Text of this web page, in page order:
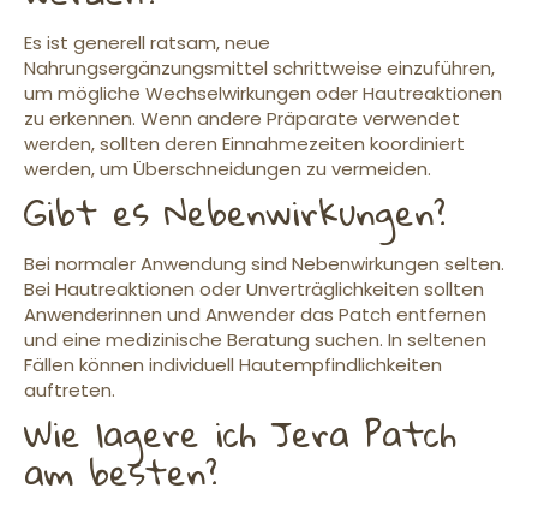
Es ist generell ratsam, neue
Nahrungsergänzungsmittel schrittweise einzuführen,
um mögliche Wechselwirkungen oder Hautreaktionen
zu erkennen. Wenn andere Präparate verwendet
werden, sollten deren Einnahmezeiten koordiniert
werden, um Überschneidungen zu vermeiden.
Gibt es Nebenwirkungen?
Bei normaler Anwendung sind Nebenwirkungen selten.
Bei Hautreaktionen oder Unverträglichkeiten sollten
Anwenderinnen und Anwender das Patch entfernen
und eine medizinische Beratung suchen. In seltenen
Fällen können individuell Hautempfindlichkeiten
auftreten.
Wie lagere ich Jera Patch
am besten?